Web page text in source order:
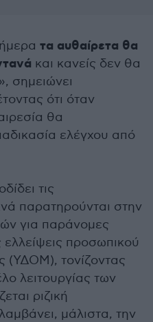
τα αυθαίρετα θα
και κανείς δεν θα
σημειώνει
ότι όταν
θα
ελέγχου από
τις
παρατηρούνται στην
για παράνομες
προσωπικού
(ΥΔΟΜ), τονίζοντας
λειτουργίας των
ριζική
μάλιστα, την